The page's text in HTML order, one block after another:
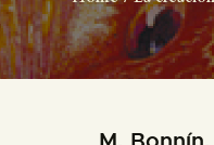
EL MUSEO